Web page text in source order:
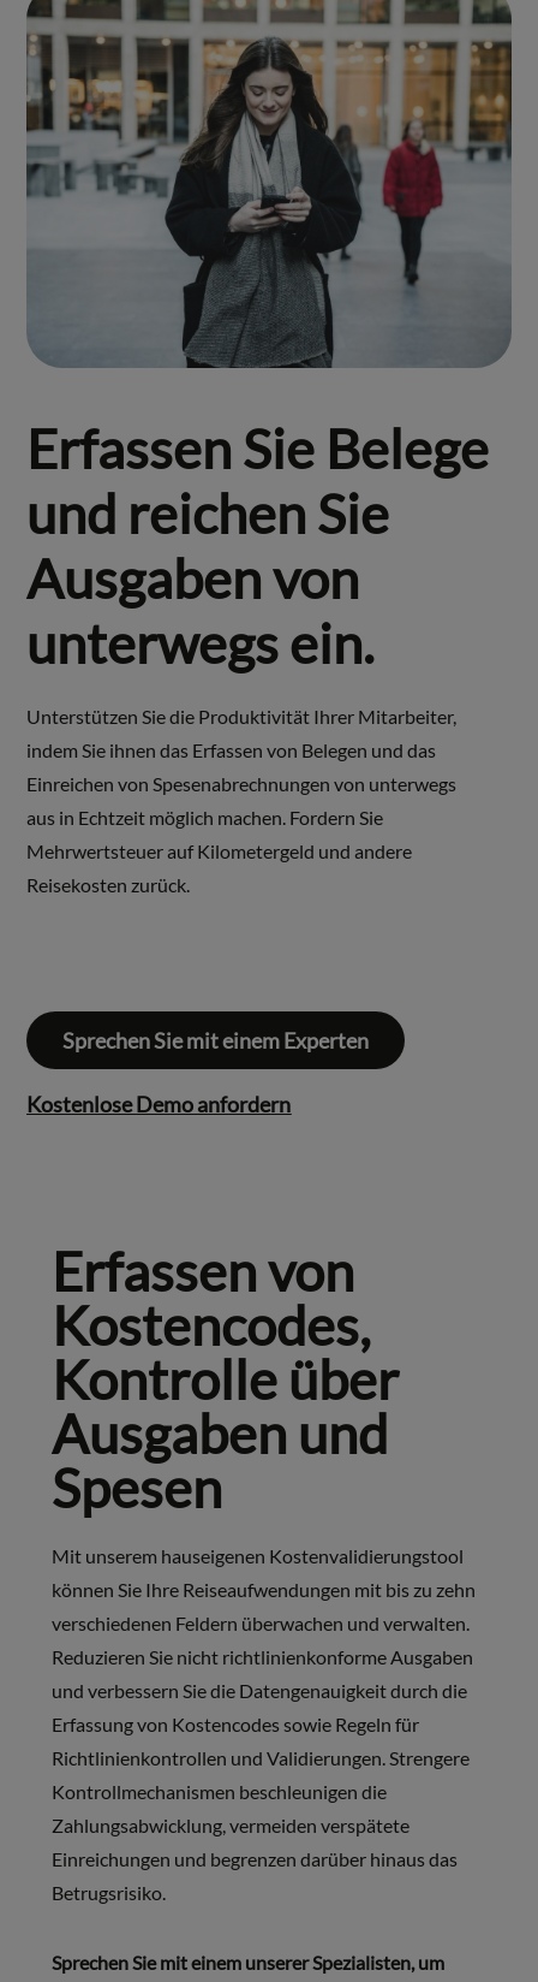
Erfassen Sie Belege
und reichen Sie
Ausgaben von
unterwegs ein.
Unterstützen Sie die Produktivität Ihrer Mitarbeiter,
indem Sie ihnen das Erfassen von Belegen und das
Einreichen von Spesenabrechnungen von unterwegs
aus in Echtzeit möglich machen. Fordern Sie
Mehrwertsteuer auf Kilometergeld und andere
Reisekosten zurück.
Sprechen Sie mit einem Experten
Kostenlose Demo anfordern
Erfassen von
Kostencodes,
Kontrolle über
Ausgaben und
Spesen
Mit unserem hauseigenen Kostenvalidierungstool
können Sie Ihre Reiseaufwendungen mit bis zu zehn
verschiedenen Feldern überwachen und verwalten.
Reduzieren Sie nicht richtlinienkonforme Ausgaben
und verbessern Sie die Datengenauigkeit durch die
Erfassung von Kostencodes sowie Regeln für
Richtlinienkontrollen und Validierungen. Strengere
Kontrollmechanismen beschleunigen die
Zahlungsabwicklung, vermeiden verspätete
Einreichungen und begrenzen darüber hinaus das
Betrugsrisiko.
Sprechen Sie mit einem unserer Spezialisten, um